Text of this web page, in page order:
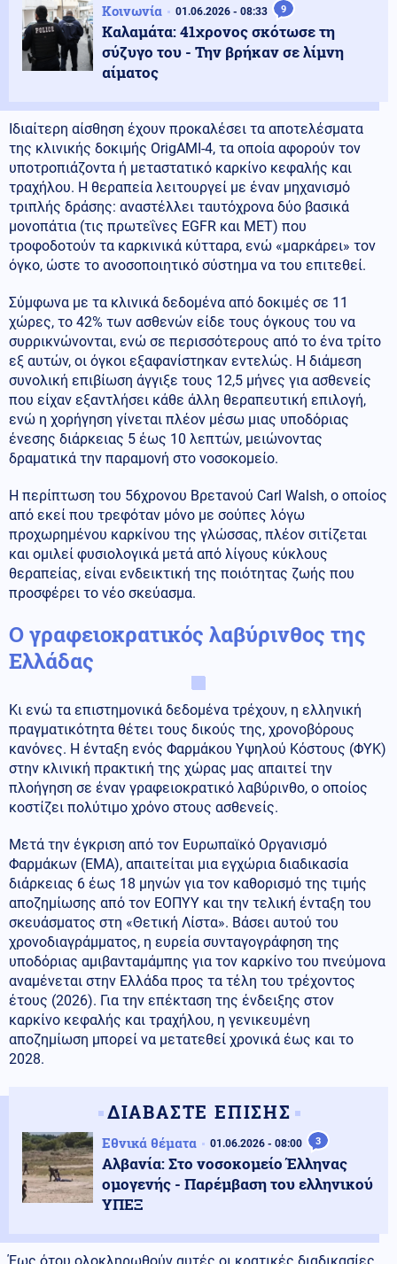
Κοινωνία 01.06.2026 - 08:33 9
Καλαμάτα: 41χρονος σκότωσε τη
σύζυγο του - Την βρήκαν σε λίμνη
αίματος
Ιδιαίτερη αίσθηση έχουν προκαλέσει τα αποτελέσματα
της κλινικής δοκιμής OrigAMI-4, τα οποία αφορούν τον
υποτροπιάζοντα ή μεταστατικό καρκίνο κεφαλής και
τραχήλου. Η θεραπεία λειτουργεί με έναν μηχανισμό
τριπλής δράσης: αναστέλλει ταυτόχρονα δύο βασικά
μονοπάτια (τις πρωτεΐνες EGFR και MET) που
τροφοδοτούν τα καρκινικά κύτταρα, ενώ «μαρκάρει» τον
όγκο, ώστε το ανοσοποιητικό σύστημα να του επιτεθεί.
Σύμφωνα με τα κλινικά δεδομένα από δοκιμές σε 11
χώρες, το 42% των ασθενών είδε τους όγκους του να
συρρικνώνονται, ενώ σε περισσότερους από το ένα τρίτο
εξ αυτών, οι όγκοι εξαφανίστηκαν εντελώς. Η διάμεση
συνολική επιβίωση άγγιξε τους 12,5 μήνες για ασθενείς
που είχαν εξαντλήσει κάθε άλλη θεραπευτική επιλογή,
ενώ η χορήγηση γίνεται πλέον μέσω μιας υποδόριας
ένεσης διάρκειας 5 έως 10 λεπτών, μειώνοντας
δραματικά την παραμονή στο νοσοκομείο.
Η περίπτωση του 56χρονου Βρετανού Carl Walsh, ο οποίος
από εκεί που τρεφόταν μόνο με σούπες λόγω
προχωρημένου καρκίνου της γλώσσας, πλέον σιτίζεται
και ομιλεί φυσιολογικά μετά από λίγους κύκλους
θεραπείας, είναι ενδεικτική της ποιότητας ζωής που
προσφέρει το νέο σκεύασμα.
Ο γραφειοκρατικός λαβύρινθος της
Ελλάδας
Κι ενώ τα επιστημονικά δεδομένα τρέχουν, η ελληνική
πραγματικότητα θέτει τους δικούς της, χρονοβόρους
κανόνες. Η ένταξη ενός Φαρμάκου Υψηλού Κόστους (ΦΥΚ)
στην κλινική πρακτική της χώρας μας απαιτεί την
πλοήγηση σε έναν γραφειοκρατικό λαβύρινθο, ο οποίος
κοστίζει πολύτιμο χρόνο στους ασθενείς.
Μετά την έγκριση από τον Ευρωπαϊκό Οργανισμό
Φαρμάκων (EMA), απαιτείται μια εγχώρια διαδικασία
διάρκειας 6 έως 18 μηνών για τον καθορισμό της τιμής
αποζημίωσης από τον ΕΟΠΥΥ και την τελική ένταξη του
σκευάσματος στη «Θετική Λίστα». Βάσει αυτού του
χρονοδιαγράμματος, η ευρεία συνταγογράφηση της
υποδόριας αμιβανταμάμπης για τον καρκίνο του πνεύμονα
αναμένεται στην Ελλάδα προς τα τέλη του τρέχοντος
έτους (2026). Για την επέκταση της ένδειξης στον
καρκίνο κεφαλής και τραχήλου, η γενικευμένη
αποζημίωση μπορεί να μετατεθεί χρονικά έως και το
2028.
ΔΙΑΒΑΣΤΕ ΕΠΙΣΗΣ
Εθνικά θέματα 01.06.2026 - 08:00 3
Αλβανία: Στο νοσοκομείο Έλληνας
ομογενής - Παρέμβαση του ελληνικού
ΥΠΕΞ